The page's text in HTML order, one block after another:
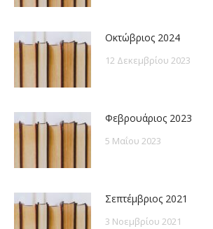
Οκτώβριος 2024
12 Δεκεμβρίου 2023
Φεβρουάριος 2023
5 Μαΐου 2023
Σεπτέμβριος 2021
3 Νοεμβρίου 2021